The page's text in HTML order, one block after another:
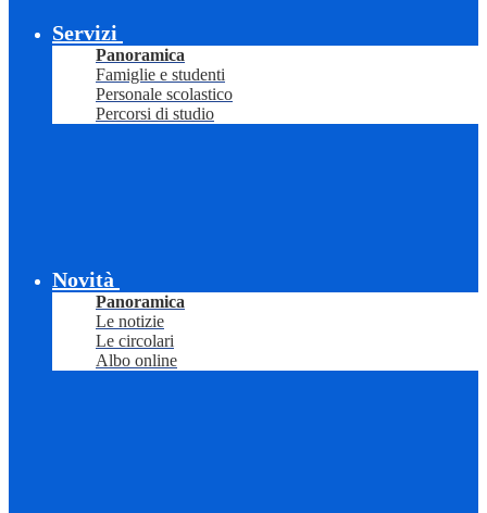
Servizi
Panoramica
Famiglie e studenti
Personale scolastico
Percorsi di studio
Novità
Panoramica
Le notizie
Le circolari
Albo online